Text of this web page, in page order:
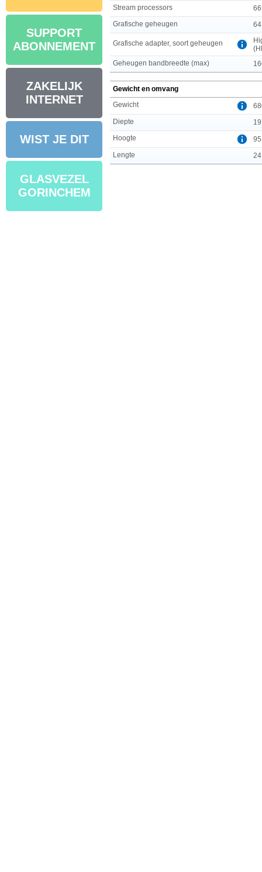
SUPPORT
ABONNEMENT
ZAKELIJK
INTERNET
WIST JE DIT
GLASVEZEL
GORINCHEM
Stream processors
Grafische geheugen
Grafische adapter, soort geheugen
Geheugen bandbreedte (max)
Gewicht en omvang
Gewicht
Diepte
Hoogte
Lengte